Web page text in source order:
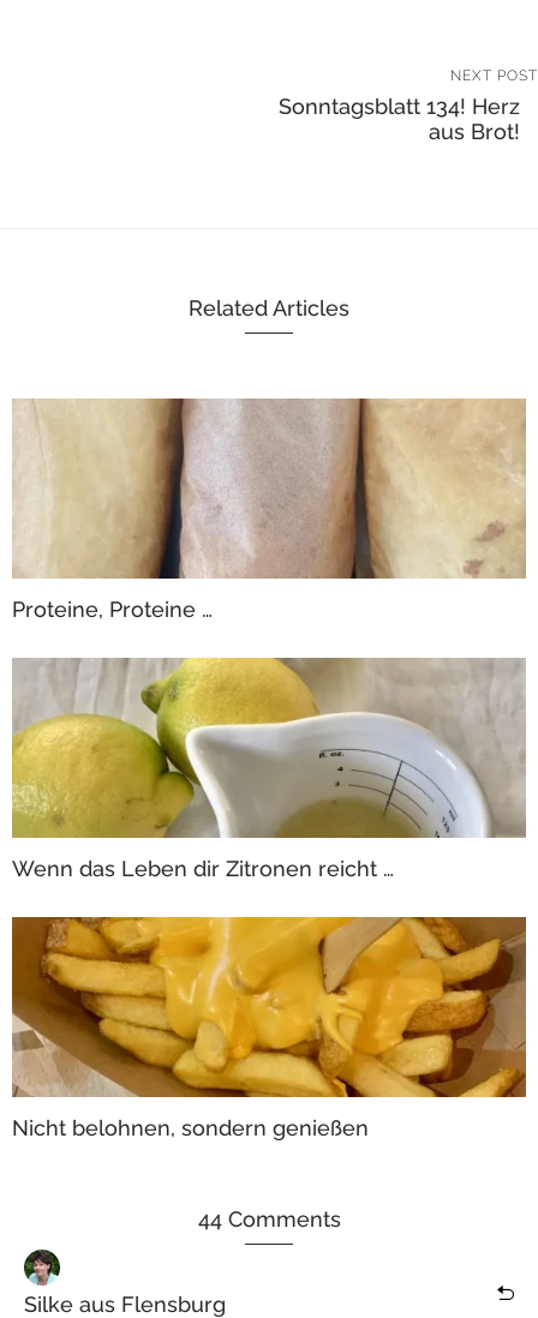
NEXT POST
Sonntagsblatt 134! Herz
aus Brot!
Related Articles
Proteine, Proteine …
Wenn das Leben dir Zitronen reicht …
Nicht belohnen, sondern genießen
44 Comments
Silke aus Flensburg